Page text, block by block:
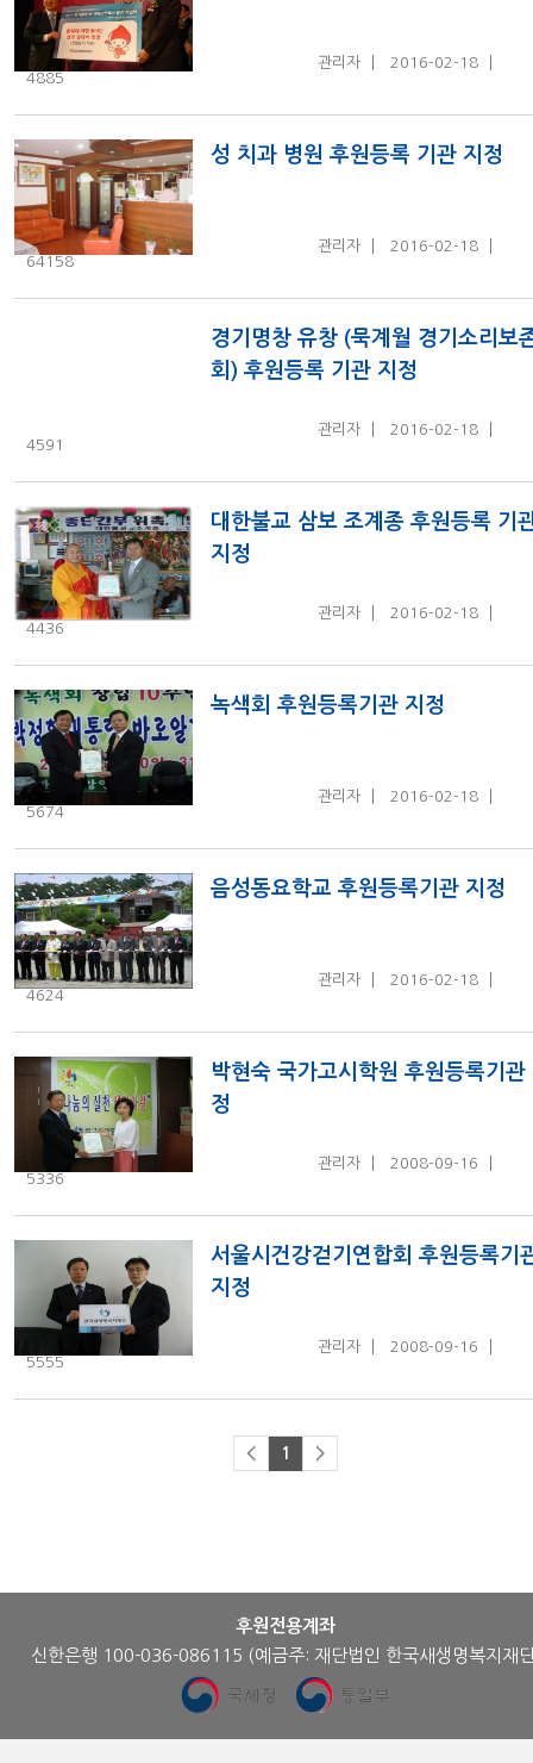
관리자
2016-02-18
4885
성 치과 병원 후원등록 기관 지정
관리자
2016-02-18
64158
경기명창 유창 (묵계월 경기소리보
회) 후원등록 기관 지정
관리자
2016-02-18
4591
대한불교 삼보 조계종 후원등록 기
지정
관리자
2016-02-18
4436
녹색회 후원등록기관 지정
관리자
2016-02-18
5674
음성동요학교 후원등록기관 지정
관리자
2016-02-18
4624
박현숙 국가고시학원 후원등록기관
정
관리자
2008-09-16
5336
서울시건강걷기연합회 후원등록기
지정
관리자
2008-09-16
5555
< 1 >
후원전용계좌
신한은행 100-036-086115 (예금주: 재단법인 한국새생명복지재